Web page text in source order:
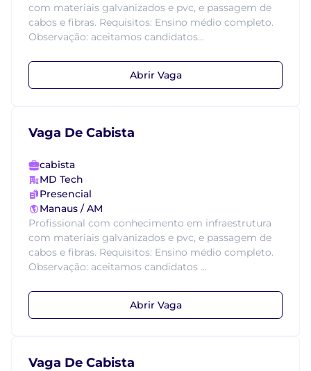
com materiais galvanizados e pvc, e passagem de
cabos e fibras. Requisitos: Ensino médio completo.
Observação: aceitamos candidatos...
Abrir Vaga
Vaga De Cabista
cabista
MD Tech
Presencial
Manaus / AM
Profissional com conhecimento em infraestrutura
com materiais galvanizados e pvc, e passagem de
cabos e fibras. Requisitos: Ensino médio completo.
Observação: aceitamos candidatos ...
Abrir Vaga
Vaga De Cabista